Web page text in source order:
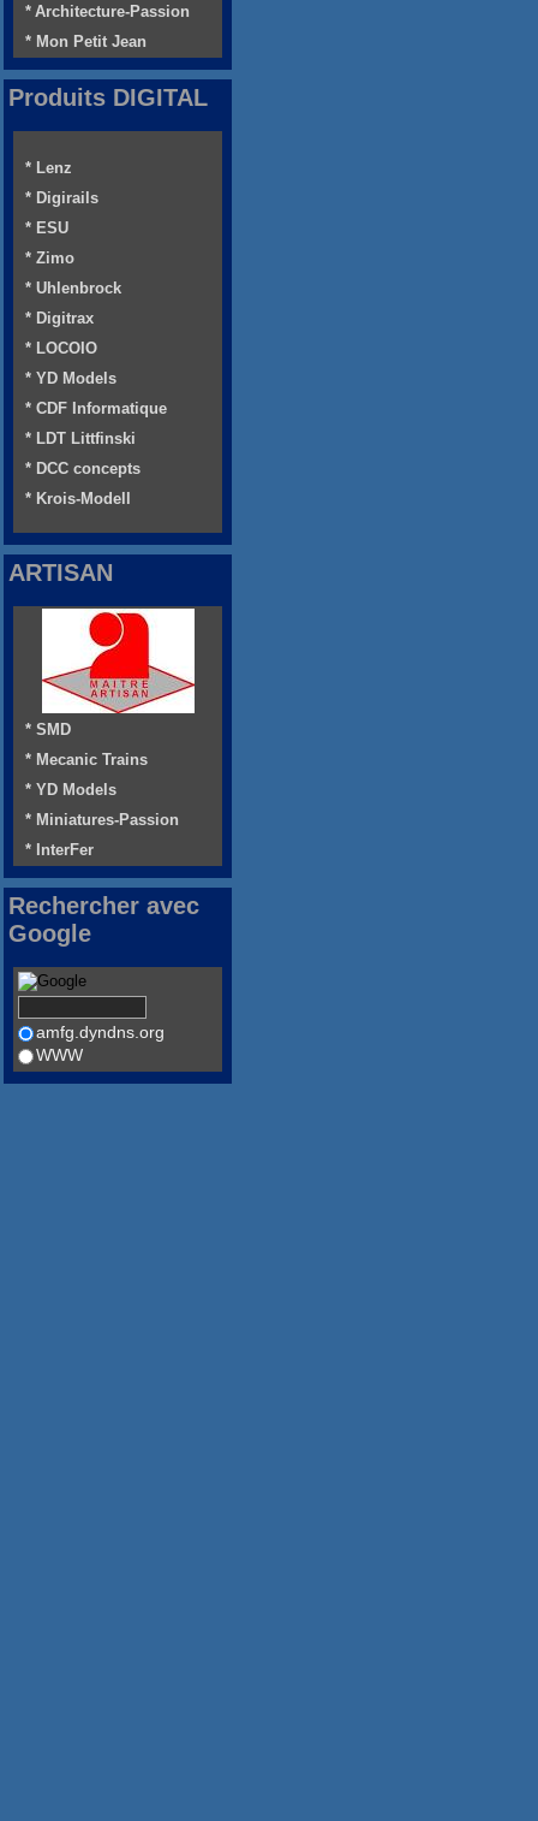
* Architecture-Passion
* Mon Petit Jean
Produits DIGITAL
* Lenz
* Digirails
* ESU
* Zimo
* Uhlenbrock
* Digitrax
* LOCOIO
* YD Models
* CDF Informatique
* LDT Littfinski
* DCC concepts
* Krois-Modell
ARTISAN
* SMD
* Mecanic Trains
* YD Models
* Miniatures-Passion
* InterFer
Rechercher avec
Google
amfg.dyndns.org
WWW